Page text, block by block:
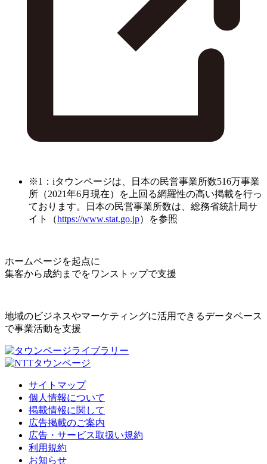
※1：iタウンページは、日本の民営事業所数516万事業
所（2021年6月現在）を上回る網羅性の高い掲載を行っ
ております。日本の民営事業所数は、総務省統計局サ
イト（https://www.stat.go.jp）を参照
ホームページを起点に
集客から成約までをワンストップで支援
地域のビジネスやマーケティングに活用できるデータベース
で事業活動を支援
サイトマップ
個人情報について
掲載情報に関して
広告掲載のご案内
広告・サービス取扱い規約
利用規約
お知らせ